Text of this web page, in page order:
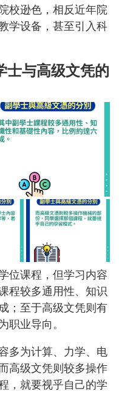
校逊色，相反近年院
学设备，甚至引入科
士与高级文凭的
位课程，但学习内容
程较多通用性、知识
；至于高级文凭则有
职业导向。
多为计算、力学、电
高级文凭则较多操作
，就要视乎自己的学